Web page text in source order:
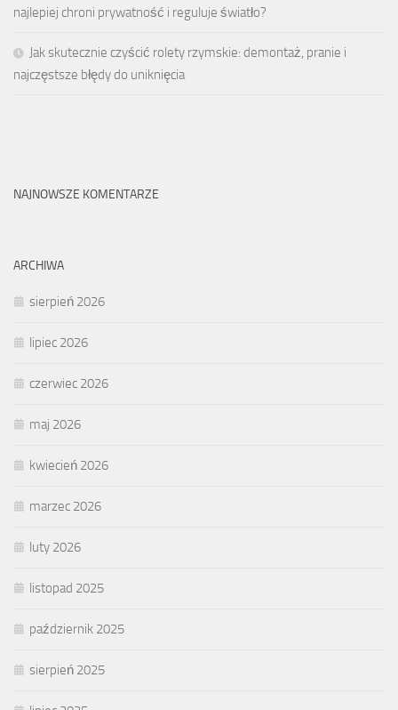
najlepiej chroni prywatność i reguluje światło?
Jak skutecznie czyścić rolety rzymskie: demontaż, pranie i
najczęstsze błędy do uniknięcia
NAJNOWSZE KOMENTARZE
ARCHIWA
sierpień 2026
lipiec 2026
czerwiec 2026
maj 2026
kwiecień 2026
marzec 2026
luty 2026
listopad 2025
październik 2025
sierpień 2025